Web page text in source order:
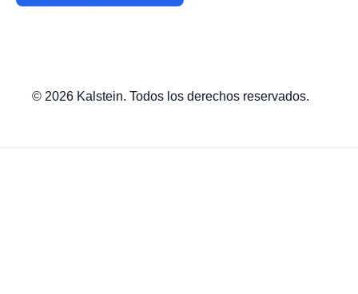
© 2026 Kalstein. Todos los derechos reservados.